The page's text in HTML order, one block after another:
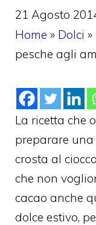
21 Agosto
Home » Dolci »
pesche agli
La ricetta che
preparare una
crosta al
che non
cacao anche
dolce estivo,